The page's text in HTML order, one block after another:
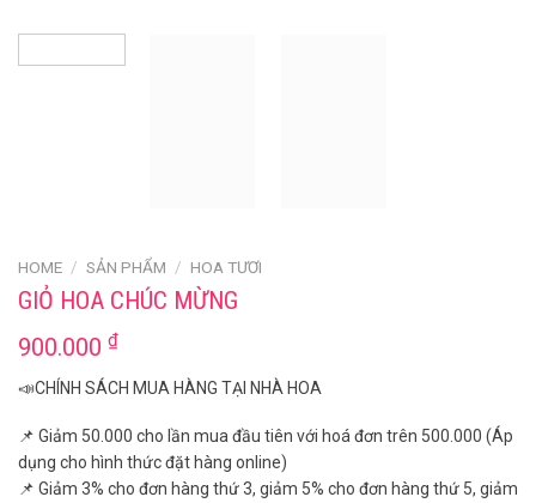
HOME / SẢN PHẨM / HOA TƯƠI
GIỎ HOA CHÚC MỪNG
900.000 ₫
📣CHÍNH SÁCH MUA HÀNG TẠI NHÀ HOA
📌 Giảm 50.000 cho lần mua đầu tiên với hoá đơn trên 500.000 (Áp
dụng cho hình thức đặt hàng online)
📌 Giảm 3% cho đơn hàng thứ 3, giảm 5% cho đơn hàng thứ 5, giảm